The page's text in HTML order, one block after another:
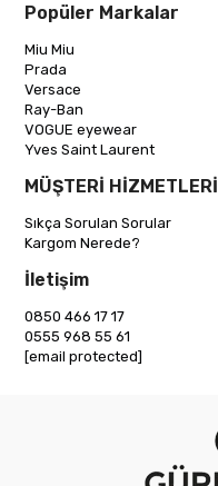
Popüler Markalar
Miu Miu
Prada
Versace
Ray-Ban
VOGUE eyewear
Yves Saint Laurent
MÜŞTERİ HİZMETLERİ
Sıkça Sorulan Sorular
Kargom Nerede?
İletişim
0850 466 17 17
0555 968 55 61
[email protected]